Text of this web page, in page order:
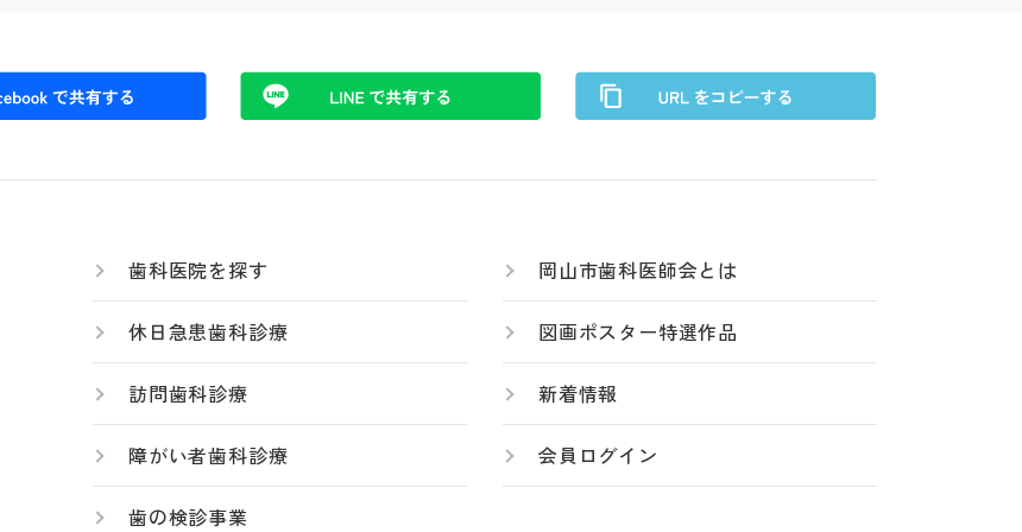
歯科医院を探す
休日急患歯科診療
訪問歯科診療
障がい者歯科診療
歯の検診事業
岡山市歯科医師会とは
図画ポスター特選作品
新着情報
会員ログイン